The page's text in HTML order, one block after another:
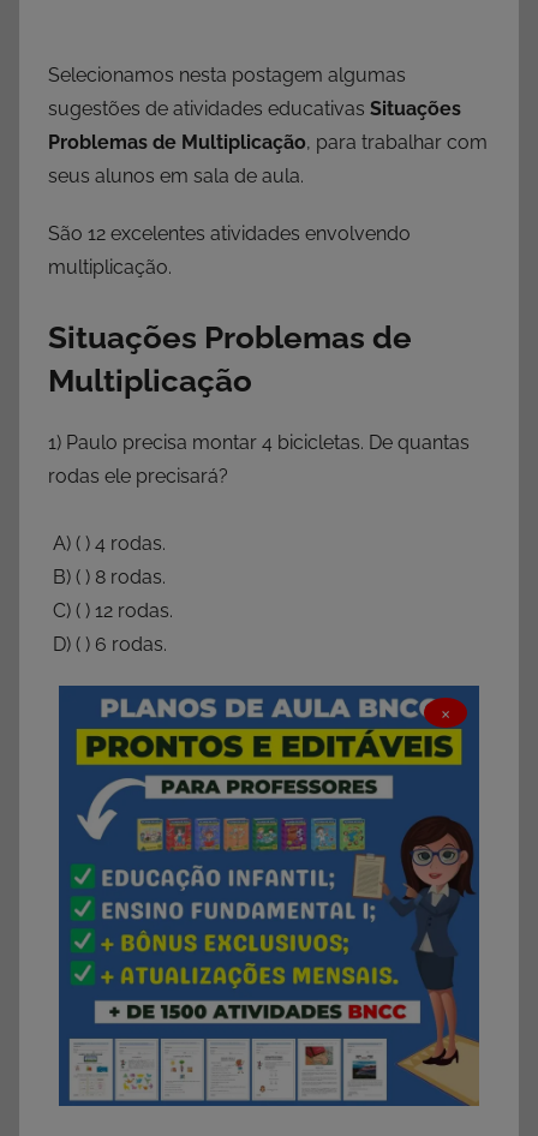
Selecionamos nesta postagem algumas
sugestões de atividades educativas Situações
Problemas de Multiplicação, para trabalhar com
seus alunos em sala de aula.
São 12 excelentes atividades envolvendo
multiplicação.
Situações Problemas de
Multiplicação
1) Paulo precisa montar 4 bicicletas. De quantas
rodas ele precisará?
A) ( ) 4 rodas.
B) ( ) 8 rodas.
C) ( ) 12 rodas.
D) ( ) 6 rodas.
×